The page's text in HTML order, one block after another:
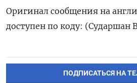
Оригинал сообщения на
доступен по коду: (Сударшан
ПОДПИСАТЬСЯ НА